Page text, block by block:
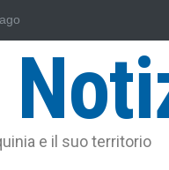
Ferri, un Eroe tarquiniese
e il suo territorio